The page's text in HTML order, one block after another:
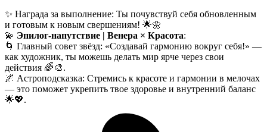
✨ Награда за выполнение: Ты почувствуй себя обновленным
и готовым к новым свершениям! 🌟🌼
💫 Эпилог-напутствие | Венера × Красота:
🌀 Главный совет звёзд: «Создавай гармонию вокруг себя!» —
как художник, ты можешь делать мир ярче через свои
действия 🌈🎨.
🌌 Астроподсказка: Стремись к красоте и гармонии в мелочах
— это поможет укрепить твое здоровье и внутренний баланс
🌟💖.